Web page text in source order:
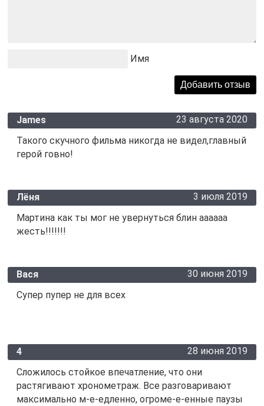
Имя
James
23 августа 2020
Такого скучного фильма никогда не видел,главный
герой говно!
Лёня
3 июля 2019
Мартина как ты мог не увернуться блин аааааа
жесть!!!!!!!
Вася
30 июня 2019
Супер пупер не для всех
4
28 июня 2019
Сложилось стойкое впечатление, что они
растягивают хронометраж. Все разговаривают
максимально м-е-едленно, огроме-е-енные паузы